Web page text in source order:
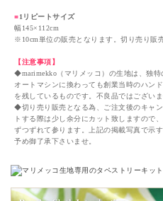
■1リピートサイズ
幅145×112cm
※10cm単位の販売となります。切り売り販
【注意事項】
◆marimekko（マリメッコ）の生地は、独特
オートマシンに換わっても創業当時のハン
を残しているものです。不良品ではござい
◆切り売り販売となる為、ご注文後のキャ
トする際は少し余分にカット致しますので
ずつずれて参ります。上記の掲載写真で示
予め御了承下さいませ。